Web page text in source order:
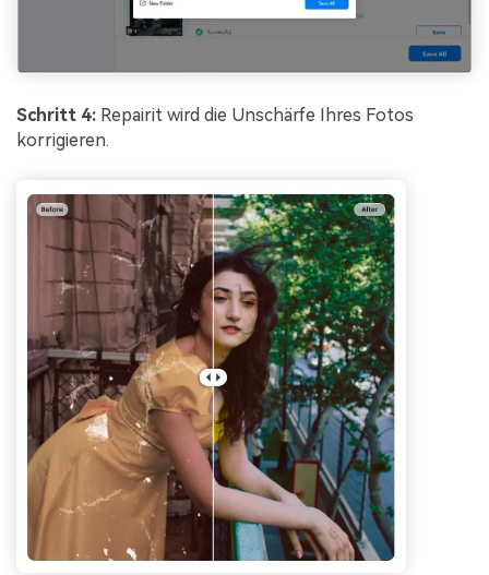
Schritt 4: Repairit wird die Unschärfe Ihres Fotos
korrigieren.